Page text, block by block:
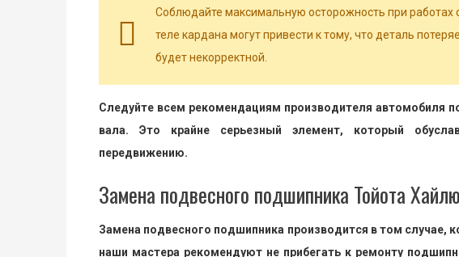
Соблюдайте максимальную осторожность при
теле кардана могут привести к тому, что деталь
будет некорректной.
Следуйте всем рекомендациям производителя автомобиля
вала. Это крайне серьезный элемент, который
передвижению.
Замена подвесного подшипника Тойота
Замена подвесного подшипника производится в том случае,
наши мастера рекомендуют не прибегать к ремонту